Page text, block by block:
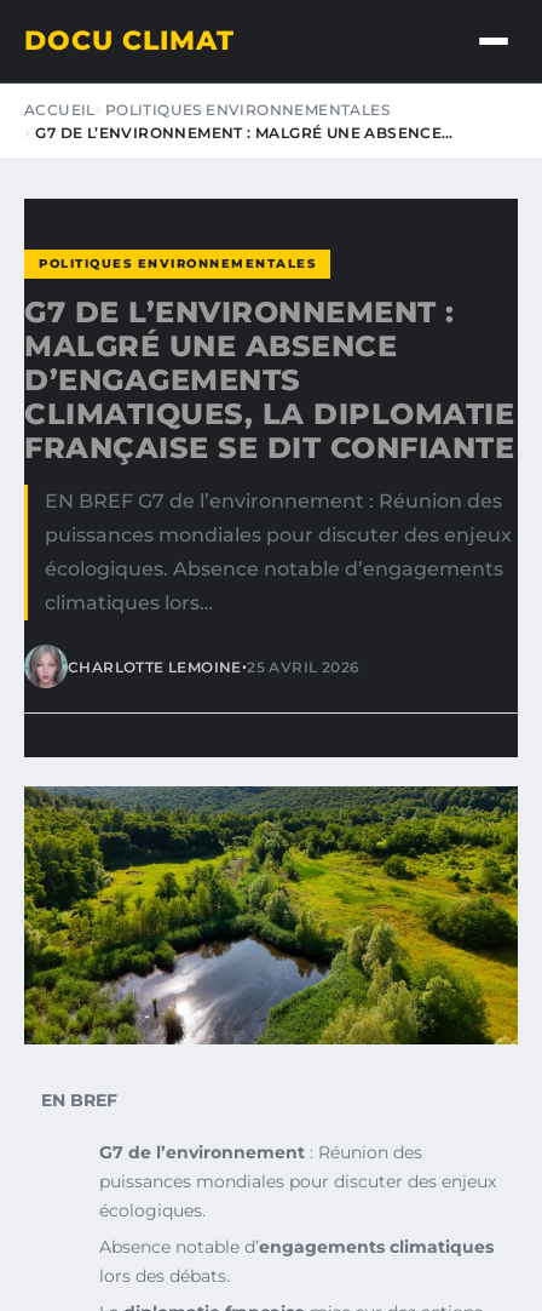
DOCU CLIMAT
ACCUEIL
POLITIQUES ENVIRONNEMENTALES
G7 DE L’ENVIRONNEMENT : MALGRÉ UNE ABSENCE…
POLITIQUES ENVIRONNEMENTALES
G7 DE L’ENVIRONNEMENT :
MALGRÉ UNE ABSENCE
D’ENGAGEMENTS
CLIMATIQUES, LA DIPLOMATIE
FRANÇAISE SE DIT CONFIANTE
EN BREF G7 de l’environnement : Réunion des
puissances mondiales pour discuter des enjeux
écologiques. Absence notable d’engagements
climatiques lors…
CHARLOTTE LEMOINE•25 AVRIL 2026
EN BREF
G7 de l’environnement : Réunion des
puissances mondiales pour discuter des enjeux
écologiques.
Absence notable d’engagements climatiques
lors des débats.